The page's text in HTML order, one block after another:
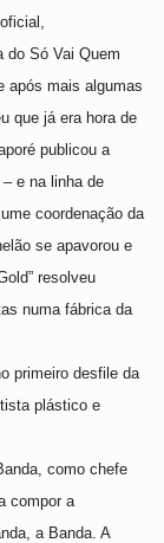
do Só Vai Quem
após mais algumas
que já era hora de
publicou a
e na linha de
coordenação da
se apavorou e
resolveu
numa fábrica da
primeiro desfile da
plástico e
como chefe
compor a
a Banda. A